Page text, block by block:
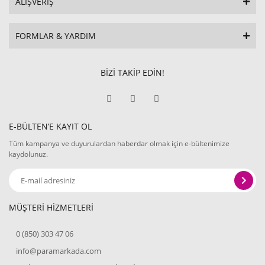
FORMLAR & YARDIM
BİZİ TAKİP EDİN!
E-BÜLTEN’E KAYIT OL
Tüm kampanya ve duyurulardan haberdar olmak için e-bültenimize
kaydolunuz.
MÜŞTERİ HİZMETLERİ
0 (850) 303 47 06
info@paramarkada.com